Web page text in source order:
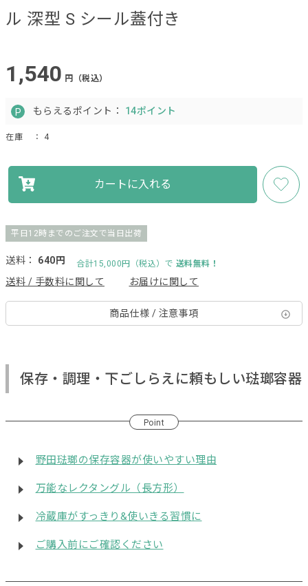
ル 深型 S シール蓋付き
1,540 円（税込）
もらえるポイント： 14ポイント
在庫 ： 4
カートに入れる
平日12時までのご注文で当日出荷
送料： 640円 合計15,000円（税込）で 送料無料！
送料 / 手数料に関して お届けに関して
商品仕様 / 注意事項
保存・調理・下ごしらえに頼もしい琺瑯容器
Point
野田琺瑯の保存容器が使いやすい理由
万能なレクタングル（長方形）
冷蔵庫がすっきり&使いきる習慣に
ご購入前にご確認ください